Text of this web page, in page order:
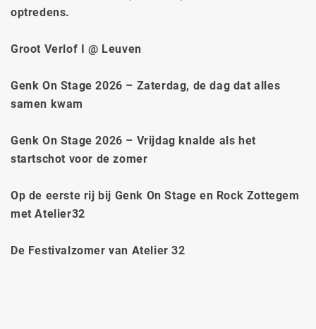
optredens.
Groot Verlof I @ Leuven
Genk On Stage 2026 – Zaterdag, de dag dat alles
samen kwam
Genk On Stage 2026 – Vrijdag knalde als het
startschot voor de zomer
Op de eerste rij bij Genk On Stage en Rock Zottegem
met Atelier32
De Festivalzomer van Atelier 32